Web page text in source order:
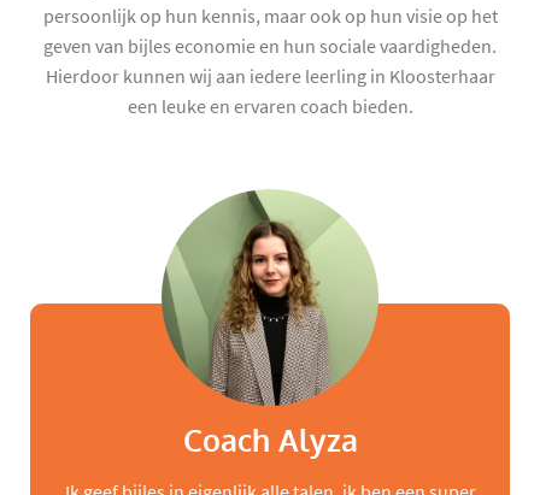
persoonlijk op hun kennis, maar ook op hun visie op het
geven van bijles economie en hun sociale vaardigheden.
Hierdoor kunnen wij aan iedere leerling in Kloosterhaar
een leuke en ervaren coach bieden.
Coach Alyza